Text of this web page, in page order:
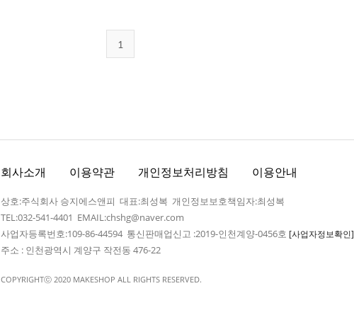
1
회사소개 이용약관 개인정보처리방침 이용안내
상호:주식회사 승지에스앤피 대표:최성복 개인정보보호책임자:최성복
TEL:032-541-4401 EMAIL:chshg@naver.com
사업자등록번호:109-86-44594 통신판매업신고 :2019-인천계양-0456호 [사업자정보확인]
주소 : 인천광역시 계양구 작전동 476-22
COPYRIGHTⓒ 2020 MAKESHOP ALL RIGHTS RESERVED.